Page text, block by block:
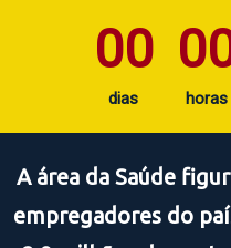
00
dias horas
A área da Saúde
empregadores do